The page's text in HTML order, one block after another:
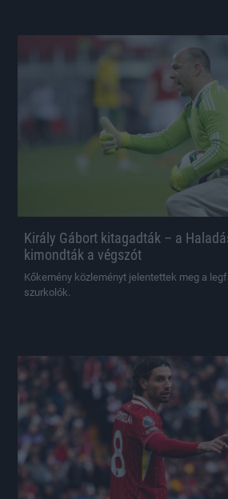
Király Gábort kitagadták – a
kimondták a végszót
Kőkemény közleményt jelentettek meg a
szurkolók.